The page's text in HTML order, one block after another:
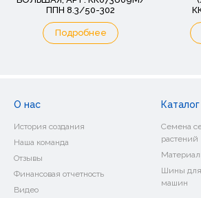
ППН 8.3/50-302
Подробнее
О нас
История создания
Наша команда
Отзывы
Финансовая отчетность
Видео
Каталог
Семена
растений
Шины для
машин